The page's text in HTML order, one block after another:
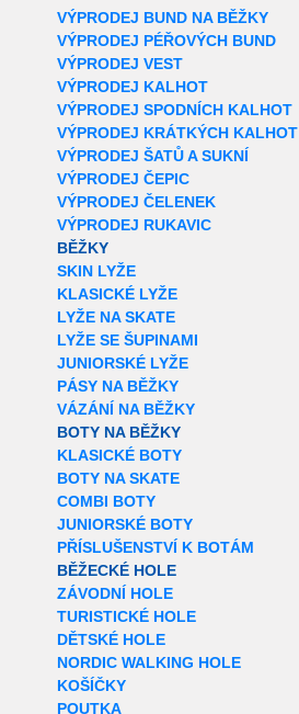
VÝPRODEJ BUND NA BĚŽKY
VÝPRODEJ PÉŘOVÝCH BUND
VÝPRODEJ VEST
VÝPRODEJ KALHOT
VÝPRODEJ SPODNÍCH KALHOT
VÝPRODEJ KRÁTKÝCH KALHOT
VÝPRODEJ ŠATŮ A SUKNÍ
VÝPRODEJ ČEPIC
VÝPRODEJ ČELENEK
VÝPRODEJ RUKAVIC
BĚŽKY
SKIN LYŽE
KLASICKÉ LYŽE
LYŽE NA SKATE
LYŽE SE ŠUPINAMI
JUNIORSKÉ LYŽE
PÁSY NA BĚŽKY
VÁZÁNÍ NA BĚŽKY
BOTY NA BĚŽKY
KLASICKÉ BOTY
BOTY NA SKATE
COMBI BOTY
JUNIORSKÉ BOTY
PŘÍSLUŠENSTVÍ K BOTÁM
BĚŽECKÉ HOLE
ZÁVODNÍ HOLE
TURISTICKÉ HOLE
DĚTSKÉ HOLE
NORDIC WALKING HOLE
KOŠÍČKY
POUTKA